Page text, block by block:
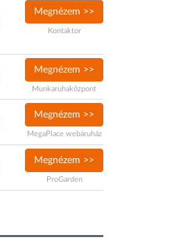
Megnézem >>
Kontaktor
Megnézem >>
Munkaruhaközpont
Megnézem >>
MegaPlace webáruház
Megnézem >>
ProGarden